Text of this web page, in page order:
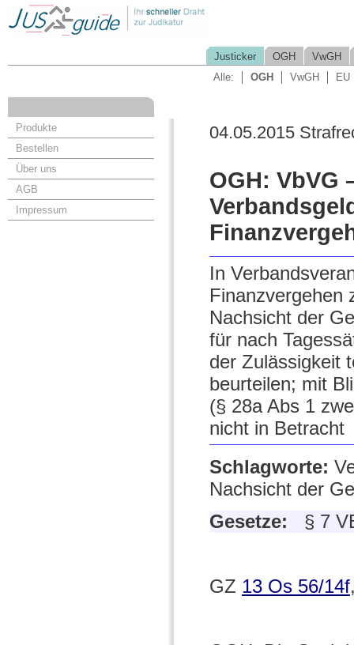
Justicker OGH
VwGH
Alle:
OGH VwGH EU
Produkte
Bestellen
Über uns
AGB
Impressum
04.05.2015
OGH: VbVG
In
Finanzvergehen
Nachsicht der
für nach
der Zulässigkeit
beurteilen; mit
(§ 28a Abs 1
nicht in Betracht
Schlagworte:
Nachsicht der
Gesetze:
§ 7
GZ 13 Os 56/14f